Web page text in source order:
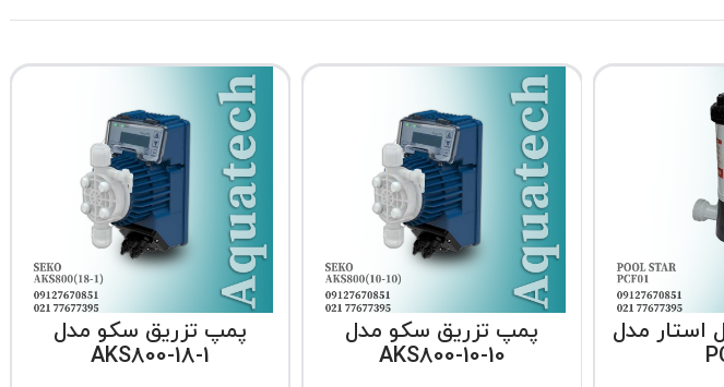
استار مدل
پمپ تزریق سکو مدل
AKS800-10-10
پمپ تزریق سکو مدل
AKS800-18-1